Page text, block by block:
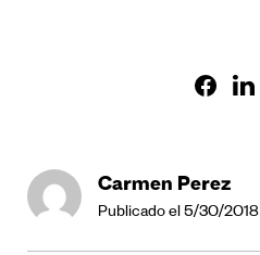
Carmen Perez
Publicado el 5/30/2018